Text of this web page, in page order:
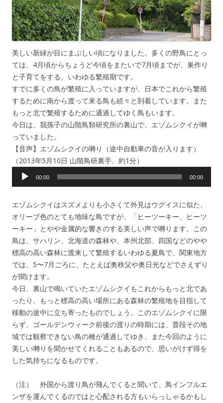
美しい新緑が目にまぶしい頃になりました。多くの野鳥にとっ
ては、4月頃からちょうど今頃をまたいで7月頃までが、巣作り
と子育てをする、いわゆる繁殖期です。
すでに多くの鳥が繁殖に入っていますが、日本でこれから繁殖
するために南から渡って来る鳥も続々と到着しています。また
もっと北で繁殖するために通過してゆく鳥もいます。
今日は、我孫子の山階鳥類研究所の裏山で、エゾムシクイが囀
っていました。
【音声】エゾムシクイの囀り（途中自動車の音が入ります）
（2013年5月10日 山階鳥研裏手、約1分）
レ
ー
ヤ
ー
00:00 00:00
エゾムシクイはスズメよりも小さくて外見はウグイスに似た、
オリーブ色のとても地味な鳥ですが、「ヒーツーキー、ヒーツ
ーキー」とやや金属的な響きのする美しい声で囀ります。この
鳥は、サハリン、北海道の森林や、本州北部、四国などのやや
標高の高い森林に渡来して繁殖するいわゆる夏鳥で、関東地方
では、5〜7月ごろに、たとえば奥秩父や奥日光などでさえずり
が聞けます。
今日、裏山で鳴いていたエゾムシクイもこれからもっと北であ
ったり、もっと標高の高い場所にある森林の繁殖地を目指して
移動の途中に立ち寄ったものでしょう。このエゾムシクイに限
らず、ゴールデンウィーク前後の渡りの時期には、普段その地
域では観察できない鳥の種が通過してゆき、また今回のように
美しい囀りを聞かせてくれることもあるので、思いがけず得を
した気持ちになるものです。
（注） 外国から渡り鳥が飛んでくると聞いて、鳥インフルエ
ンザを運んでくるのではと心配される方もいらっしゃるかもし